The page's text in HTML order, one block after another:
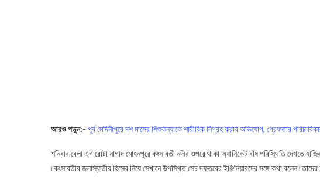
আরও পড়ুন:- পূর্ব মেদিনীপুরে দশ মাসের শিশুকন্যাকে শারীরিক নিগ্রহ করার অভিযোগ, গ্রেফতার
শনিবার বেলা এগারোটা নাগাদ মোহনপুরে কংসাবতী নদীর ওপরে থাকা অ্যানিকেট বাঁধ পরিস্থিতি দেখতে
৷ কংসাবতীর জলস্ফিতীর হিসেব নিয়ে সেখানে উপস্থিত সেচ দফতরের ইঞ্জিনিয়ারদের সঙ্গে কথা বলেন ৷